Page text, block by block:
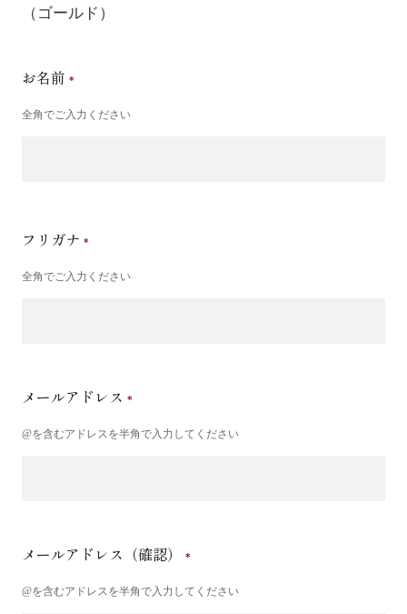
（ゴールド）
お名前
全角でご入力ください
フリガナ
全角でご入力ください
メールアドレス
@を含むアドレスを半角で入力してください
メールアドレス（確認）
@を含むアドレスを半角で入力してください